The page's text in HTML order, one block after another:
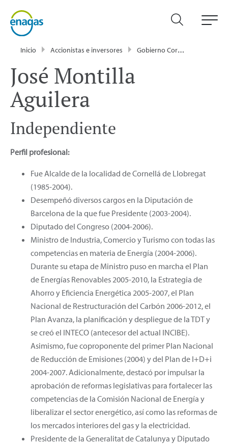
Inicio Accionistas e inversores Gobierno Corporativo
José Montilla
Aguilera
Independiente
Perfil profesional:
Fue Alcalde de la localidad de Cornellá de Llobregat
(1985-2004).
Desempeñó diversos cargos en la Diputación de
Barcelona de la que fue Presidente (2003-2004).
Diputado del Congreso (2004-2006).
Ministro de Industria, Comercio y Turismo con todas las
competencias en materia de Energía (2004-2006).
Durante su etapa de Ministro puso en marcha el Plan
de Energías Renovables 2005-2010, la Estrategia de
Ahorro y Eficiencia Energética 2005-2007, el Plan
Nacional de Restructuración del Carbón 2006-2012, el
Plan Avanza, la planificación y despliegue de la TDT y
se creó el INTECO (antecesor del actual INCIBE).
Asimismo, fue coproponente del primer Plan Nacional
de Reducción de Emisiones (2004) y del Plan de I+D+i
2004-2007. Adicionalmente, destacó por impulsar la
aprobación de reformas legislativas para fortalecer las
competencias de la Comisión Nacional de Energía y
liberalizar el sector energético, así como las reformas de
los mercados interiores del gas y la electricidad.
Presidente de la Generalitat de Catalunya y Diputado